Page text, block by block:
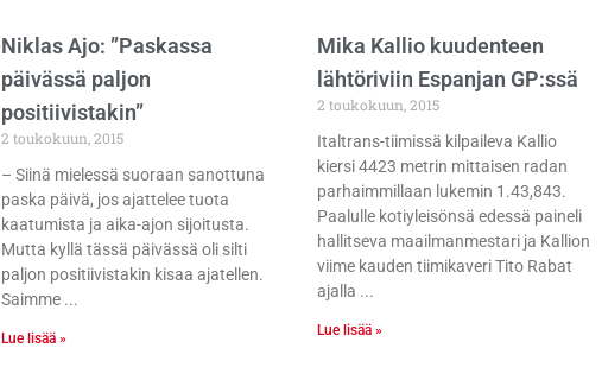
Niklas Ajo: ”Paskassa
päivässä paljon
positiivistakin”
2 toukokuun, 2015
– Siinä mielessä suoraan sanottuna
paska päivä, jos ajattelee tuota
kaatumista ja aika-ajon sijoitusta.
Mutta kyllä tässä päivässä oli silti
paljon positiivistakin kisaa ajatellen.
Saimme
Lue lisää »
Mika Kallio kuudenteen
lähtöriviin Espanjan GP:ssä
2 toukokuun, 2015
Italtrans-tiimissä kilpaileva Kallio
kiersi 4423 metrin mittaisen radan
parhaimmillaan lukemin 1.43,843.
Paalulle kotiyleisönsä edessä paineli
hallitseva maailmanmestari ja Kallion
viime kauden tiimikaveri Tito Rabat
ajalla
Lue lisää »